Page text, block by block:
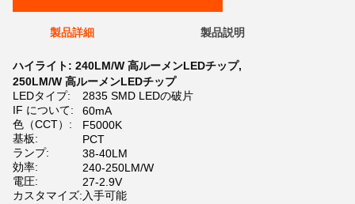
製品詳細 製品説明
ハイライト: 240LM/W 高ルーメンLEDチップ,
250LM/W 高ルーメンLEDチップ
LEDタイプ:
2835 SMD LEDの破片
IF について:
60mA
色（CCT）:
F5000K
基板:
PCT
ランプ:
38-40LM
効率:
240-250LM/W
電圧:
27-2.9V
カスタマイズ: 入手可能